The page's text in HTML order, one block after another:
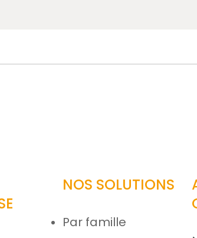
NOS SOLUTIONS
Par famille